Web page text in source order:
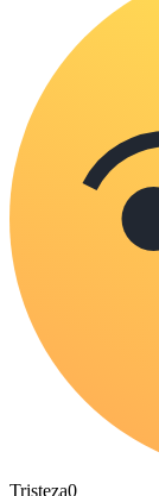
Tristeza0